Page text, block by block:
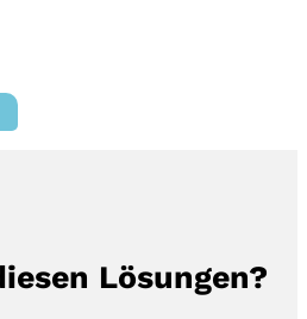
Lösungen?